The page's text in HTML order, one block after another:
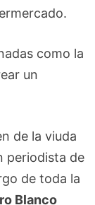
como la
un
de la viuda
periodista de
de toda la
Blanco